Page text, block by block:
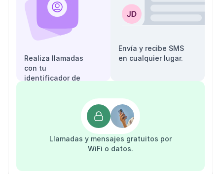
Realiza llamadas
con tu
identificador de
Envía y recibe SMS
en cualquier lugar.
Llamadas y mensajes gratuitos por
WiFi o datos.